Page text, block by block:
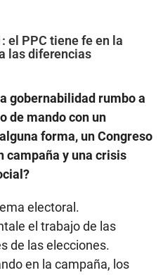
el PPC tiene fe en la
las diferencias
gobernabilidad rumbo a
de mando con un
forma, un Congreso
campaña y una crisis
electoral.
el trabajo de las
de las elecciones.
en la campaña, los